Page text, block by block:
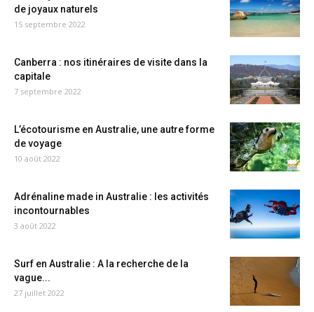
de joyaux naturels
15 septembre 2022
Canberra : nos itinéraires de visite dans la
capitale
7 septembre 2022
L’écotourisme en Australie, une autre forme
de voyage
10 août 2022
Adrénaline made in Australie : les activités
incontournables
3 août 2022
Surf en Australie : A la recherche de la
vague...
27 juillet 2022